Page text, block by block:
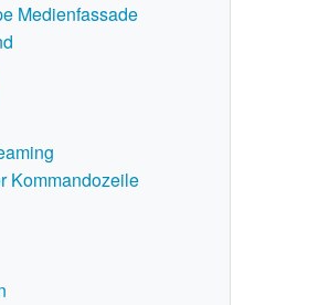
Medienfassade
Kommandozeile